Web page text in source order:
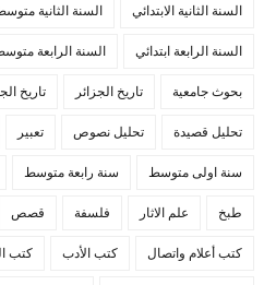
السنة الثانية الابتدائي السنة الثانية
السنة الرابعة ابتدائي السنة الرابعة
بحوث جامعية تاريخ الجزائر تاريخ
تحليل قصيدة تحليل نصوص تعبير
سنة اولى متوسط سنة رابعة متوسط
طبخ علم الاثار فلسفة قصص
كتب أعلام واتصال كتب الأدب كتب